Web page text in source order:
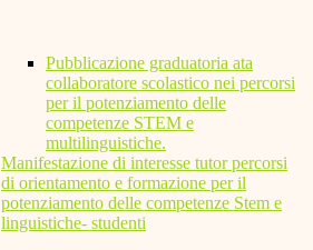
Pubblicazione graduatoria ata
collaboratore scolastico nei percorsi
per il potenziamento delle
competenze STEM e
multilinguistiche.
Manifestazione di interesse tutor percorsi
di orientamento e formazione per il
potenziamento delle competenze Stem e
linguistiche- studenti